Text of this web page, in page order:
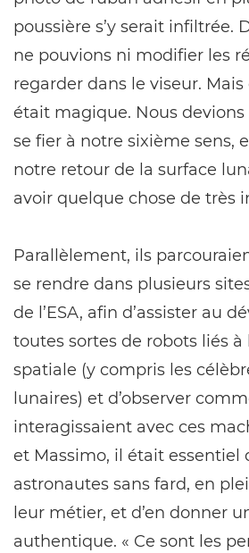
poussière s’y serait infiltrée.
ne pouvions ni modifier les
regarder dans le viseur. Mais
était magique. Nous devions
se fier à notre sixième sens,
notre retour de la surface
avoir quelque chose de très
Parallèlement, ils
se rendre dans plusieurs
de l’ESA, afin d’assister au
toutes sortes de robots liés à
spatiale (y compris les
lunaires) et d’observer
interagissaient avec ces
et Massimo, il était essentiel
astronautes sans fard, en
leur métier, et d’en donner
authentique. « Ce sont les